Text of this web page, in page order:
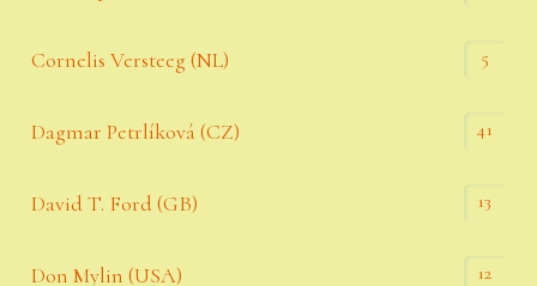
Cornelis Versteeg (NL) 5
Dagmar Petrlíková (CZ) 41
David T. Ford (GB) 13
Don Mylin (USA) 12